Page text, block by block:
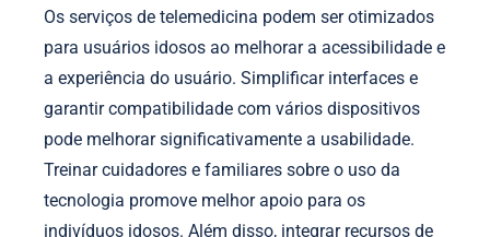
Os serviços de telemedicina podem ser otimizados
para usuários idosos ao melhorar a acessibilidade e
a experiência do usuário. Simplificar interfaces e
garantir compatibilidade com vários dispositivos
pode melhorar significativamente a usabilidade.
Treinar cuidadores e familiares sobre o uso da
tecnologia promove melhor apoio para os
indivíduos idosos. Além disso, integrar recursos de